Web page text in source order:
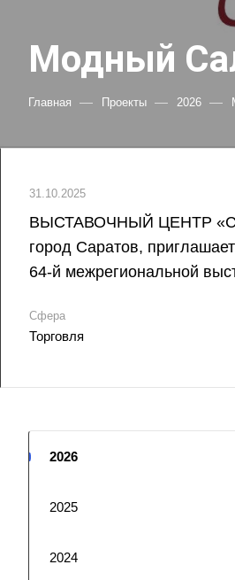
Модный
Главная — Проекты — 2026 —
31.10.2025
ВЫСТАВОЧНЫЙ ЦЕНТР
город Саратов,
64-й межрегиональной
Сфера
Торговля
2026
2025
2024